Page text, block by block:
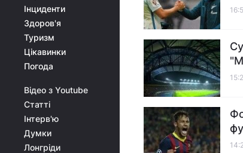
Інциденти
Здоров'я
Туризм
Цікавинки
Погода
Відео з Youtube
Статті
Інтерв'ю
Думки
Лонгріди